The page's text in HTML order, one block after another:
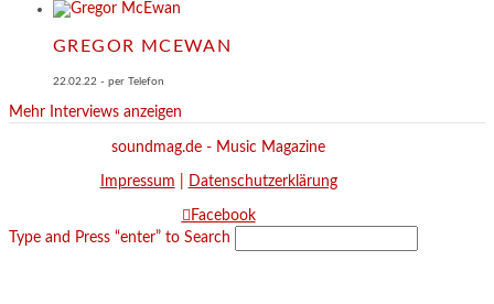
GREGOR MCEWAN
22.02.22 - per Telefon
Mehr Interviews anzeigen
soundmag.de - Music Magazine
Impressum Datenschutzerklärung
Facebook
Type and Press “enter” to Search